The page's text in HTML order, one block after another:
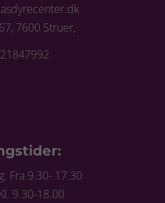
7600 Struer,
Fra 9.30- 17.30
9.30-18.00